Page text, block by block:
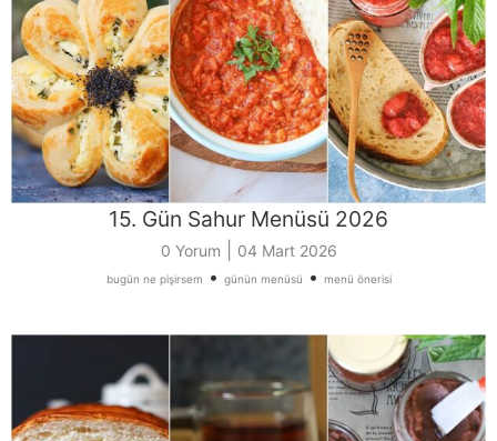
15. Gün Sahur Menüsü 2026
0 Yorum 04 Mart 2026
bugün ne pişirsem • günün menüsü • menü önerisi